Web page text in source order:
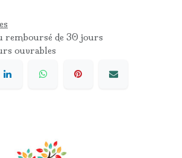
remboursé de 30 jours
ouvrables